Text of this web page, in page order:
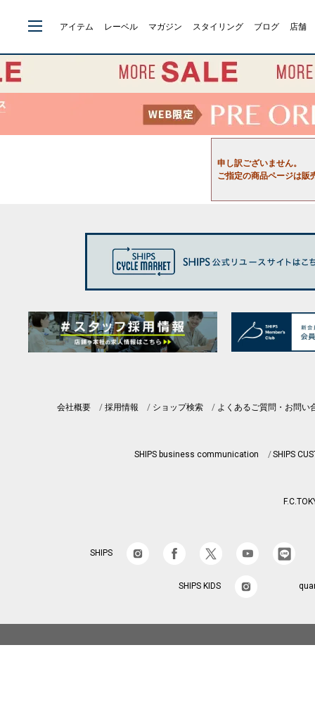
アイテム レーベル マガジン スタイリング ブログ 店舗
申し訳ございません。
ご指定の商品ページは販
会社概要 採用情報 ショップ検索 よくあるご質問・お問い
SHIPS business communication SHIPS
SHIPS
SHIPS KIDS